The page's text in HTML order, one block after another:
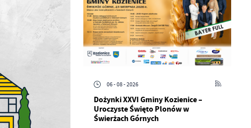
06 - 08 - 2026
Dożynki XXVI Gminy Kozienice –
Uroczyste Święto Plonów w
Świerżach Górnych